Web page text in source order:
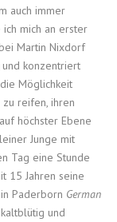
auch immer
mich an erster
Martin Nixdorf
konzentriert
Möglichkeit
reifen, ihren
höchster Ebene
Junge mit
Tag eine Stunde
15 Jahren seine
Paderborn German
und